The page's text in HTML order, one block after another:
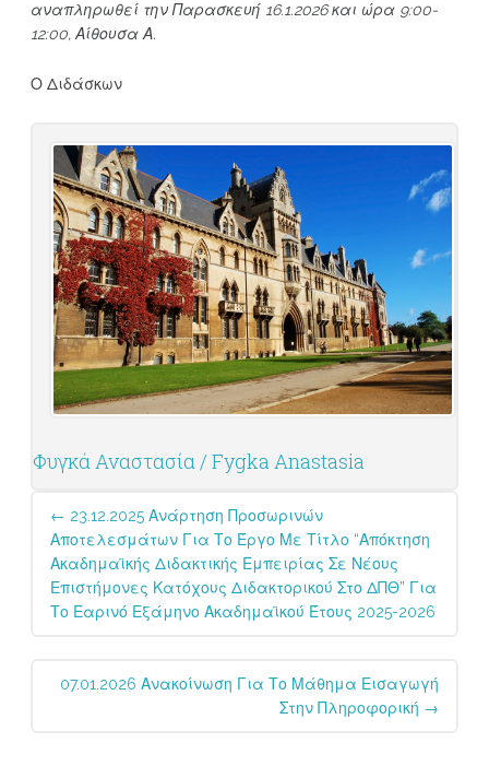
αναπληρωθεί την Παρασκευή 16.1.2026 και ώρα 9:00-
12:00, Αίθουσα Α.
Ο Διδάσκων
Φυγκά Αναστασία / Fygka Anastasia
Post
navigation
← 23.12.2025 Ανάρτηση Προσωρινών
Αποτελεσμάτων Για Το Έργο Με Τίτλο “Απόκτηση
Ακαδημαϊκής Διδακτικής Εμπειρίας Σε Νέους
Επιστήμονες Κατόχους Διδακτορικού Στο ΔΠΘ” Για
Το Εαρινό Εξάμηνο Ακαδημαϊκού Έτους 2025-2026
07.01.2026 Ανακοίνωση Για Το Μάθημα Εισαγωγή
Στην Πληροφορική →